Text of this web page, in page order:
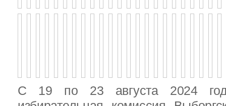
С 19 по 23 августа 2024